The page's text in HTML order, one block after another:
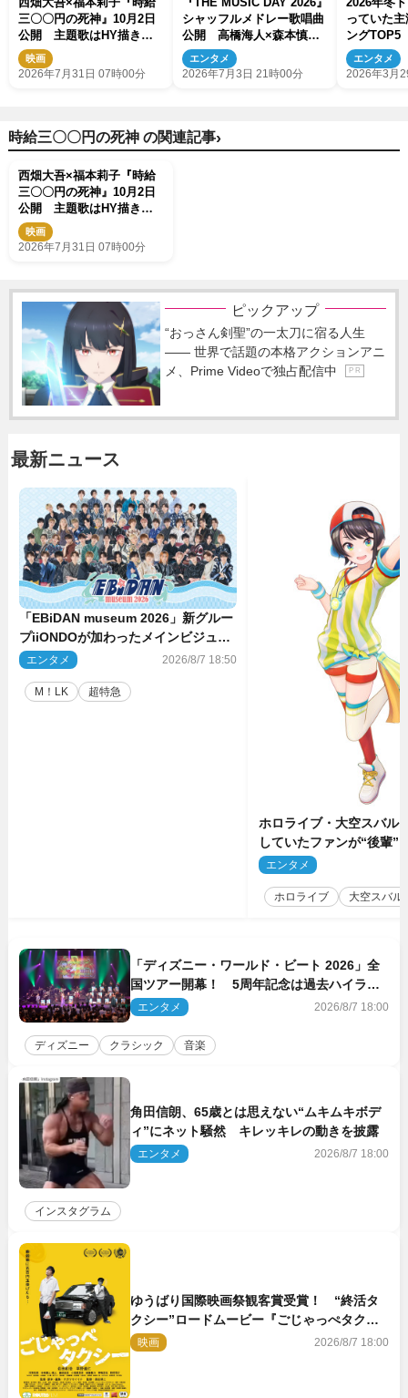
三〇〇円の死神』10月2日
公開 主題歌はHY描き下
ろし「心海」
映画
2026年7月31日 07時00分
シャッフルメドレー歌唱曲
公開 高橋海人×森本慎太
郎ら競演
エンタメ
2026年7月3日 21時00分
っていた
ングTOP5
エンタメ
2026年3月
時給三〇〇円の死神 の関連記事›
西畑大吾×福本莉子『時給
三〇〇円の死神』10月2日
公開 主題歌はHY描き下
ろし「心海」
映画
2026年7月31日 07時00分
ピックアップ
“おっさん剣聖”の一太刀に宿る人生
―― 世界で話題の本格アクションアニ
メ、Prime Videoで独占配信中
P R
最新ニュース
「EBiDAN museum 2026」新グルー
プiiONDOが加わったメインビジュア
ル公開！ 開催記念グッズラインナッ
エンタメ 2026/8/7 18:50
M！LK 超特急
ホロライブ・大空スバル
していたファンが“後輩”
もしかしてあのときの？
エンタメ
ホロライブ 大空スバル
「ディズニー・ワールド・ビート 2026」全
国ツアー開幕！ 5周年記念は過去ハイライ
ト＆クルーズ旅を大満喫！【潜入レポート】
エンタメ 2026/8/7 18:00
ディズニー クラシック 音楽
角田信朗、65歳とは思えない“ムキムキボデ
ィ”にネット騒然 キレッキレの動きを披露
エンタメ 2026/8/7 18:00
インスタグラム
ゆうばり国際映画祭観客賞受賞！ “終活タ
クシー”ロードムービー『ごじゃっぺタクシ
ー』10月公開＆予告解禁
映画 2026/8/7 18:00